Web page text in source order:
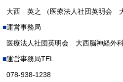
大西 英之 （医療法人社団英明会 大
運営事務局
医療法人社団英明会 大西脳神経外
運営事務局TEL
078-938-1238